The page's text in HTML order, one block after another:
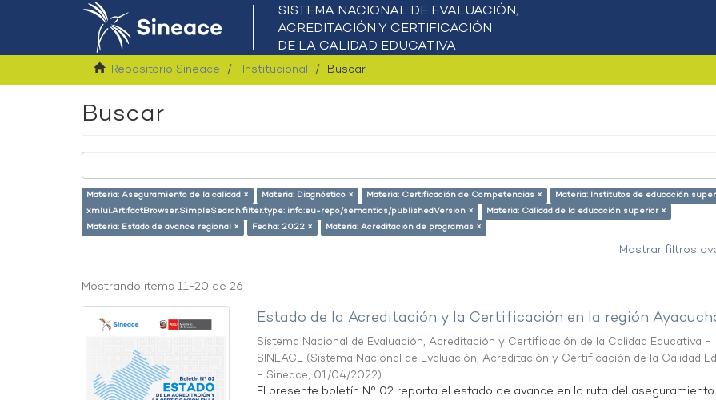
Repositorio Sineace Institucional Buscar
Buscar
Materia: Aseguramiento de la calidad × Materia: Diagnóstico × Materia: Certificación de Competencias ×
Materia: Institutos de educación
xmlui.ArtifactBrowser.SimpleSearch.filter.type: info:eu-repo/semantics/publishedVersion ×
Materia: Calidad de la educación superior ×
Materia: Estado de avance regional ×
Fecha: 2022 × Materia: Acreditación de programas ×
Mostrar filtros
Mostrando ítems 11-20 de 26
Estado de la Acreditación y la Certificación en la región
Sistema Nacional de Evaluación, Acreditación y Certificación de la Calidad Educativa -
SINEACE (Sistema Nacional de Evaluación, Acreditación y Certificación de la Calidad
- Sineace, 01/04/2022)
El presente boletín N° 02 reporta el estado de avance en la ruta del